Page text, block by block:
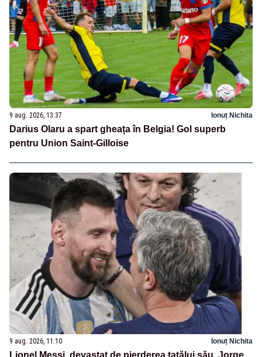
9 aug. 2026, 13:37 Ionuț Nichita
Darius Olaru a spart gheața în Belgia! Gol superb
pentru Union Saint-Gilloise
9 aug. 2026, 11:10 Ionuț Nichita